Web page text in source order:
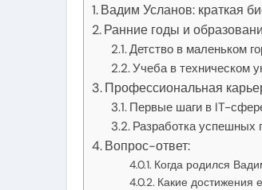
Вадим Усланов: краткая
Ранние годы и
Детство в маленьком
Учеба в техническом
Профессиональная
Первые шаги в IT-
Разработка успешных
Вопрос-ответ:
Когда родился
Какие достижения